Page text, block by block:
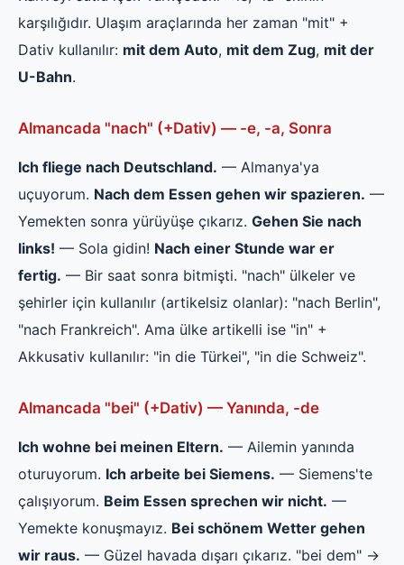
karşılığıdır. Ulaşım araçlarında her zaman "mit" +
Dativ kullanılır: mit dem Auto, mit dem Zug, mit der
U-Bahn.
Almancada "nach" (+Dativ) — -e, -a, Sonra
Ich fliege nach Deutschland. — Almanya'ya
uçuyorum. Nach dem Essen gehen wir spazieren. —
Yemekten sonra yürüyüşe çıkarız. Gehen Sie nach
links! — Sola gidin! Nach einer Stunde war er
fertig. — Bir saat sonra bitmişti. "nach" ülkeler ve
şehirler için kullanılır (artikelsiz olanlar): "nach Berlin",
"nach Frankreich". Ama ülke artikelli ise "in" +
Akkusativ kullanılır: "in die Türkei", "in die Schweiz".
Almancada "bei" (+Dativ) — Yanında, -de
Ich wohne bei meinen Eltern. — Ailemin yanında
oturuyorum. Ich arbeite bei Siemens. — Siemens'te
çalışıyorum. Beim Essen sprechen wir nicht. —
Yemekte konuşmayız. Bei schönem Wetter gehen
wir raus. — Güzel havada dışarı çıkarız. "bei dem" →